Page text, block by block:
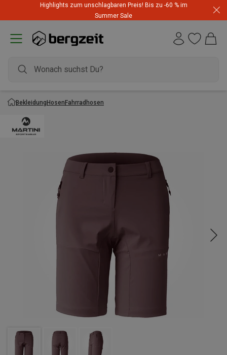
Highlights zum unschlagbaren Preis! Bis zu -60 % im
Summer Sale
BekleidungHosenFahrradhosen